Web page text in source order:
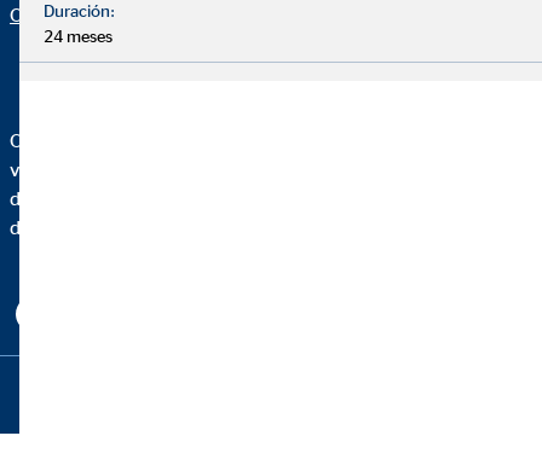
OVB"
OVB Allfinanz España, S.A. es una agencia de seguros
vinculada inscrita en el Registro administrativo de
distribuidores de seguros y reaseguros de la Dirección General
de Seguros y Fondos de Pensiones con la clave AJ0230.
Duración:
24 meses